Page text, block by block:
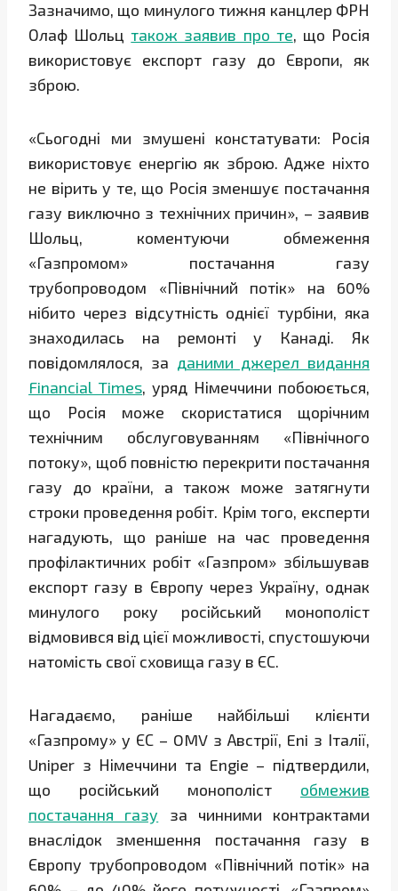
Зазначимо, що минулого тижня канцлер ФРН
Олаф Шольцтакож заявив про те, що Росія
використовує експорт газу до Європи, як
зброю.
«Сьогодні ми змушені констатувати: Росія
використовує енергію як зброю. Адже ніхто
не вірить у те, що Росія зменшує постачання
газу виключно з технічних причин», – заявив
Шольц, коментуючи обмеження
«Газпромом» постачання газу
трубопроводом «Північний потік» на 60%
нібито через відсутність однієї турбіни, яка
знаходилась на ремонті у Канаді. Як
повідомлялося, за даними джерел видання
Financial Times, уряд Німеччини побоюється,
що Росія може скористатися щорічним
технічним обслуговуванням «Північного
потоку», щоб повністю перекрити постачання
газу до країни, а також може затягнути
строки проведення робіт. Крім того, експерти
нагадують, що раніше на час проведення
профілактичних робіт «Газпром» збільшував
експорт газу в Європу через Україну, однак
минулого року російський монополіст
відмовився від цієї можливості, спустошуючи
натомість свої сховища газу в ЄС.
Нагадаємо, раніше найбільші клієнти
«Газпрому» у ЄС – OMV з Австрії, Eni з Італії,
Uniper з Німеччини та Engie – підтвердили,
що російський монополіст обмежив
постачання газу за чинними контрактами
внаслідок зменшення постачання газу в
Європу трубопроводом «Північний потік» на